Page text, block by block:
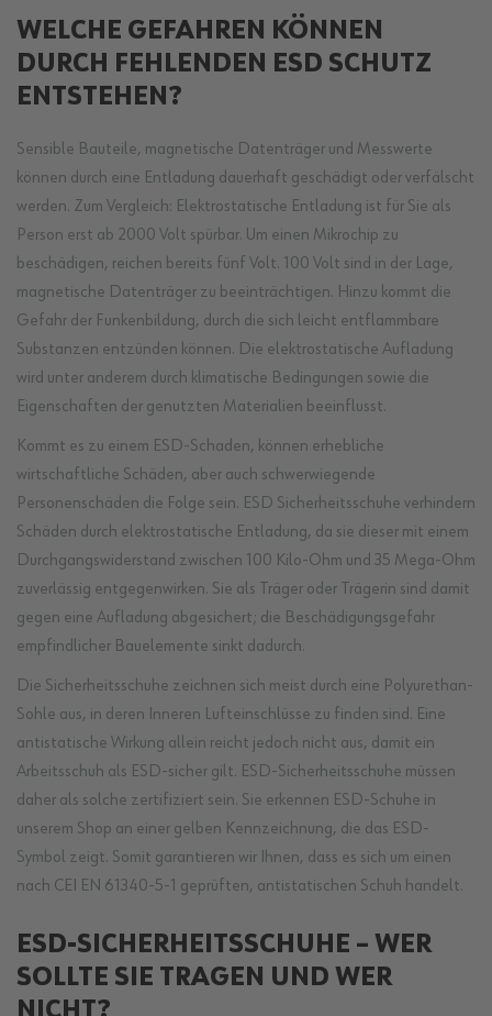
WELCHE GEFAHREN KÖNNEN
DURCH FEHLENDEN ESD SCHUTZ
ENTSTEHEN?
Sensible Bauteile, magnetische Datenträger und Messwerte
können durch eine Entladung dauerhaft geschädigt oder verfälscht
werden. Zum Vergleich: Elektrostatische Entladung ist für Sie als
Person erst ab 2000 Volt spürbar. Um einen Mikrochip zu
beschädigen, reichen bereits fünf Volt. 100 Volt sind in der Lage,
magnetische Datenträger zu beeinträchtigen. Hinzu kommt die
Gefahr der Funkenbildung, durch die sich leicht entflammbare
Substanzen entzünden können. Die elektrostatische Aufladung
wird unter anderem durch klimatische Bedingungen sowie die
Eigenschaften der genutzten Materialien beeinflusst.
Kommt es zu einem ESD-Schaden, können erhebliche
wirtschaftliche Schäden, aber auch schwerwiegende
Personenschäden die Folge sein. ESD Sicherheitsschuhe verhindern
Schäden durch elektrostatische Entladung, da sie dieser mit einem
Durchgangswiderstand zwischen 100 Kilo-Ohm und 35 Mega-Ohm
zuverlässig entgegenwirken. Sie als Träger oder Trägerin sind damit
gegen eine Aufladung abgesichert; die Beschädigungsgefahr
empfindlicher Bauelemente sinkt dadurch.
Die Sicherheitsschuhe zeichnen sich meist durch eine Polyurethan-
Sohle aus, in deren Inneren Lufteinschlüsse zu finden sind. Eine
antistatische Wirkung allein reicht jedoch nicht aus, damit ein
Arbeitsschuh als ESD-sicher gilt. ESD-Sicherheitsschuhe müssen
daher als solche zertifiziert sein. Sie erkennen ESD-Schuhe in
unserem Shop an einer gelben Kennzeichnung, die das ESD-
Symbol zeigt. Somit garantieren wir Ihnen, dass es sich um einen
nach CEI EN 61340-5-1 geprüften, antistatischen Schuh handelt.
ESD-SICHERHEITSSCHUHE – WER
SOLLTE SIE TRAGEN UND WER
NICHT?